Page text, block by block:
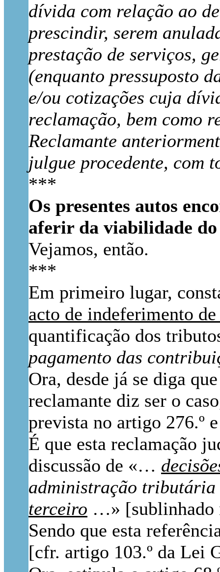
dívida com relação ao
prescindir, serem
prestação de serviços,
(enquanto pressuposto
e/ou cotizações cuja
reclamação, bem como
Reclamante
julgue procedente, com
***
Os presentes autos
aferir da viabilidade do
Vejamos, então.
***
Em primeiro lugar,
acto de indeferimento
quantificação dos
pagamento das
Ora, desde já se diga
reclamante diz ser o
prevista no artigo 276.º
É que esta reclamação
discussão de «…
administração tributária
terceiro …» [sublinhado
Sendo que esta
[cfr. artigo 103.º da Lei